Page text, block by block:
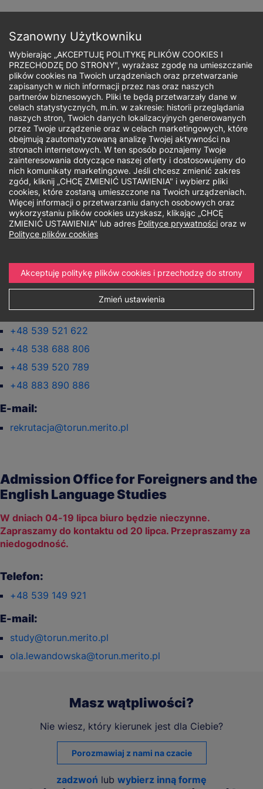
treści
Ścieżka
nawigacyjna
Jaki rodzaj studiów Cię interesuje?
Studia jednolite magisterskie
Biuro Rekrutacji - studia I stopnia,
jednolite studia magisterskie, studia II
stopnia
nieczynne
Telefon:
+48 664 426 909
+48 539 521 622
+48 538 688 806
+48 539 520 789
+48 883 890 886
E-mail:
rekrutacja@torun.merito.pl
Admission Office for Foreigners and the
English Language Studies
W dniach 04-19 lipca biuro będzie nieczynne.
Zapraszamy do kontaktu od 20 lipca. Przepraszamy za
niedogodność.
Telefon:
+48 539 149 921
E-mail:
study@torun.merito.pl
ola.lewandowska@torun.merito.pl
Masz wątpliwości?
Nie wiesz, który kierunek jest dla Ciebie?
Porozmawiaj z nami na czacie
zadzwoń lub wybierz inną formę
Szanowny Użytkowniku
Wybierając „AKCEPTUJĘ POLITYKĘ PLIKÓW COOKIES I
PRZECHODZĘ DO STRONY", wyrażasz zgodę na umieszczanie
plików cookies na Twoich urządzeniach oraz przetwarzanie
zapisanych w nich informacji przez nas oraz naszych
partnerów biznesowych. Pliki te będą przetwarzały dane w
celach statystycznych, m.in. w zakresie: historii przeglądania
naszych stron, Twoich danych lokalizacyjnych generowanych
przez Twoje urządzenie oraz w celach marketingowych, które
obejmują zautomatyzowaną analizę Twojej aktywności na
stronach internetowych. W ten sposób poznajemy Twoje
zainteresowania dotyczące naszej oferty i dostosowujemy do
nich komunikaty marketingowe. Jeśli chcesz zmienić zakres
zgód, kliknij „CHCĘ ZMIENIĆ USTAWIENIA" i wybierz pliki
cookies, które zostaną umieszczone na Twoich urządzeniach.
Więcej informacji o przetwarzaniu danych osobowych oraz
wykorzystaniu plików cookies uzyskasz, klikając „CHCĘ
ZMIENIĆ USTAWIENIA" lub adres Polityce prywatności oraz w
Polityce plików cookies
Zmień ustawienia
Akceptuję politykę plików cookies i przechodzę do strony